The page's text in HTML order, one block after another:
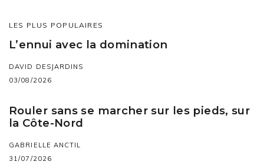
LES PLUS POPULAIRES
L’ennui avec la domination
DAVID DESJARDINS
03/08/2026
Rouler sans se marcher sur les pieds, sur
la Côte-Nord
GABRIELLE ANCTIL
31/07/2026